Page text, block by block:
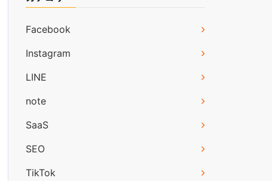
Facebook
Instagram
LINE
note
SaaS
SEO
TikTok